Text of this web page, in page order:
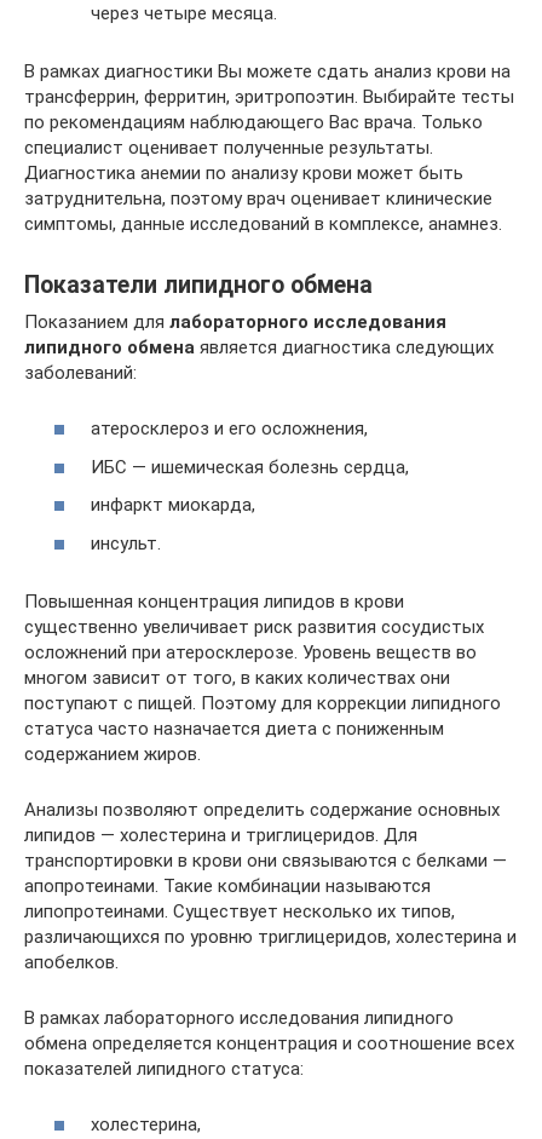
через четыре месяца.
В рамках диагностики Вы можете сдать анализ крови на
трансферрин, ферритин, эритропоэтин. Выбирайте тесты
по рекомендациям наблюдающего Вас врача. Только
специалист оценивает полученные результаты.
Диагностика анемии по анализу крови может быть
затруднительна, поэтому врач оценивает клинические
симптомы, данные исследований в комплексе, анамнез.
Показатели липидного обмена
Показанием для лабораторного исследования
липидного обмена является диагностика следующих
заболеваний:
атеросклероз и его осложнения,
ИБС — ишемическая болезнь сердца,
инфаркт миокарда,
инсульт.
Повышенная концентрация липидов в крови
существенно увеличивает риск развития сосудистых
осложнений при атеросклерозе. Уровень веществ во
многом зависит от того, в каких количествах они
поступают с пищей. Поэтому для коррекции липидного
статуса часто назначается диета с пониженным
содержанием жиров.
Анализы позволяют определить содержание основных
липидов — холестерина и триглицеридов. Для
транспортировки в крови они связываются с белками —
апопротеинами. Такие комбинации называются
липопротеинами. Существует несколько их типов,
различающихся по уровню триглицеридов, холестерина и
апобелков.
В рамках лабораторного исследования липидного
обмена определяется концентрация и соотношение всех
показателей липидного статуса:
холестерина,